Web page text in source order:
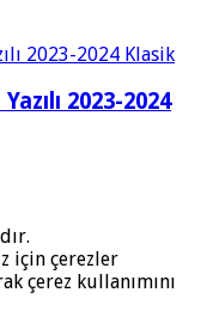
2023-2024
için çerezler
çerez kullanımını